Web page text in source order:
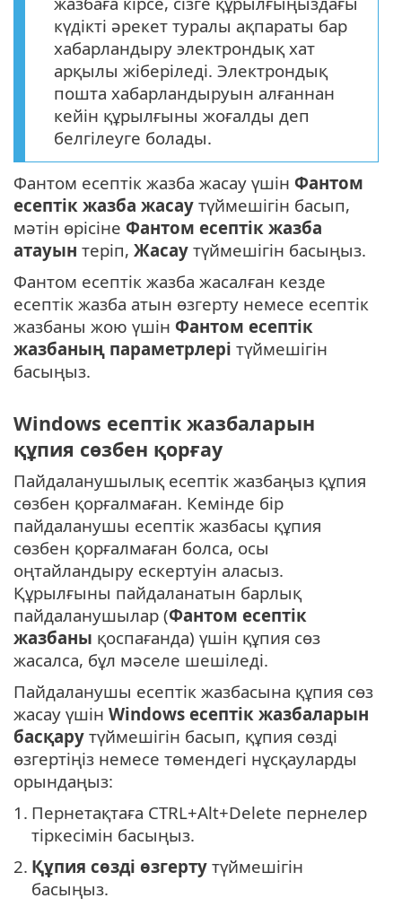
күдікті әрекет туралы ақпараты бар
хабарландыру электрондық хат
арқылы жіберіледі. Электрондық
пошта хабарландыруын алғаннан
кейін құрылғыны жоғалды деп
белгілеуге болады.
Фантом есептік жазба жасау үшін Фантом
есептік жазба жасау түймешігін басып,
мәтін өрісіне Фантом есептік жазба
атауын теріп, Жасау түймешігін басыңыз.
Фантом есептік жазба жасалған кезде
есептік жазба атын өзгерту немесе есептік
жазбаны жою үшін Фантом есептік
жазбаның параметрлері түймешігін
басыңыз.
Windows есептік жазбаларын
құпия сөзбен қорғау
Пайдаланушылық есептік жазбаңыз құпия
сөзбен қорғалмаған. Кемінде бір
пайдаланушы есептік жазбасы құпия
сөзбен қорғалмаған болса, осы
оңтайландыру ескертуін аласыз.
Құрылғыны пайдаланатын барлық
пайдаланушылар (Фантом есептік
жазбаны қоспағанда) үшін құпия сөз
жасалса, бұл мәселе шешіледі.
Пайдаланушы есептік жазбасына құпия сөз
жасау үшін Windows есептік жазбаларын
басқару түймешігін басып, құпия сөзді
өзгертіңіз немесе төмендегі нұсқауларды
орындаңыз:
1. Пернетақтаға CTRL+Alt+Delete пернелер
тіркесімін басыңыз.
2. Құпия сөзді өзгерту түймешігін
басыңыз.